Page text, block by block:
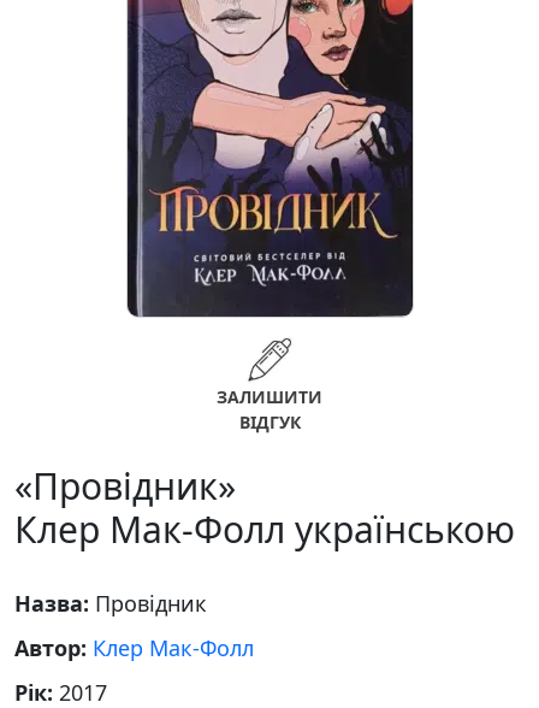
ЗАЛИШИТИ
ВІДГУК
«Провідник»
Клер Мак-Фолл українською
Назва: Провідник
Автор: Клер Мак-Фолл
Рік: 2017